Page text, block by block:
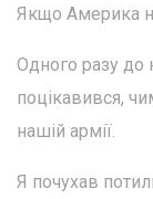
Якщо Америка
Одного разу до
поцікавився,
нашій армії.
Я почухав